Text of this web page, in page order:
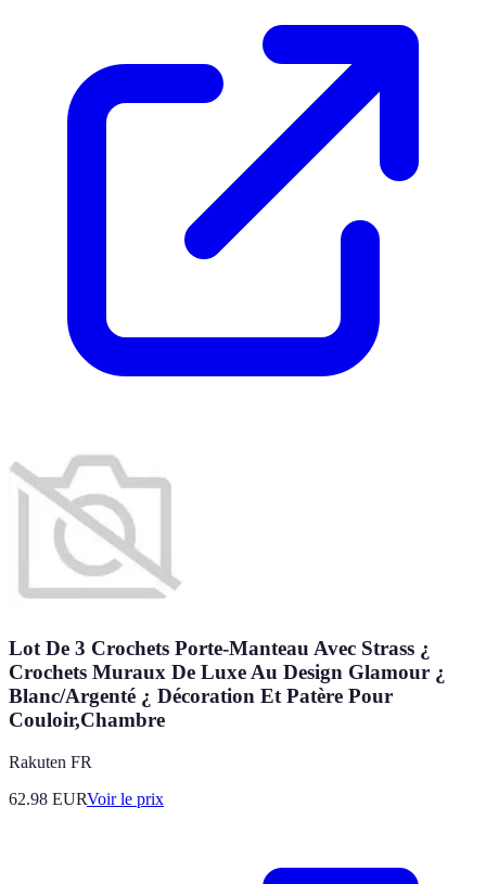
Lot De 3 Crochets Porte-Manteau Avec Strass ¿
Crochets Muraux De Luxe Au Design Glamour ¿
Blanc/Argenté ¿ Décoration Et Patère Pour
Couloir,Chambre
Rakuten FR
62.98 EURVoir le prix